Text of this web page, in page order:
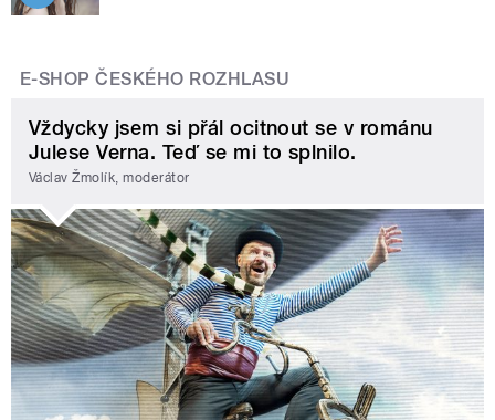
E-SHOP ČESKÉHO ROZHLASU
Vždycky jsem si přál ocitnout se v románu
Julese Verna. Teď se mi to splnilo.
Václav Žmolík, moderátor